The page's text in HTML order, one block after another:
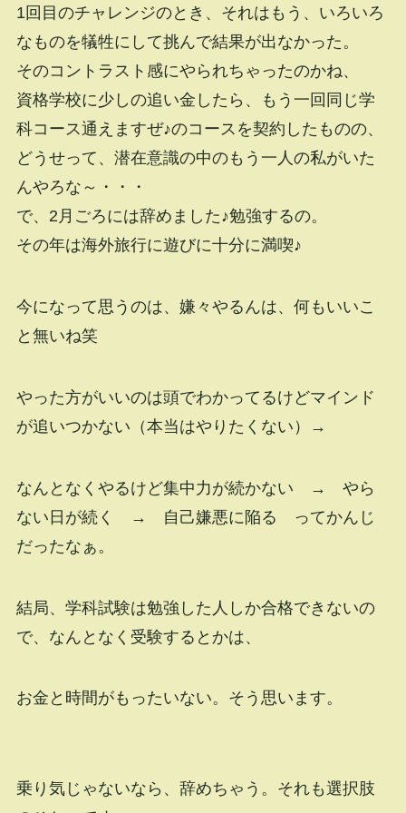
1回目のチャレンジのとき、それはもう、いろいろ
なものを犠牲にして挑んで結果が出なかった。
そのコントラスト感にやられちゃったのかね、
資格学校に少しの追い金したら、もう一回同じ学
科コース通えますぜ♪のコースを契約したものの、
どうせって、潜在意識の中のもう一人の私がいた
んやろな～・・・
で、2月ごろには辞めました♪勉強するの。
その年は海外旅行に遊びに十分に満喫♪
今になって思うのは、嫌々やるんは、何もいいこ
と無いね笑
やった方がいいのは頭でわかってるけどマインド
が追いつかない（本当はやりたくない）→
なんとなくやるけど集中力が続かない → やら
ない日が続く → 自己嫌悪に陥る ってかんじ
だったなぁ。
結局、学科試験は勉強した人しか合格できないの
で、なんとなく受験するとかは、
お金と時間がもったいない。そう思います。
乗り気じゃないなら、辞めちゃう。それも選択肢